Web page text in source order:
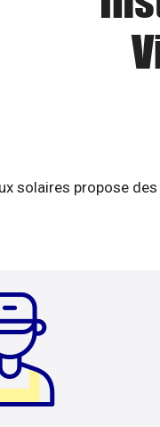
solaires propose